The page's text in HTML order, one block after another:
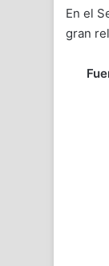
En el
gran